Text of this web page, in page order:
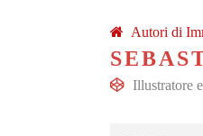
Autori di I
Illustratore e